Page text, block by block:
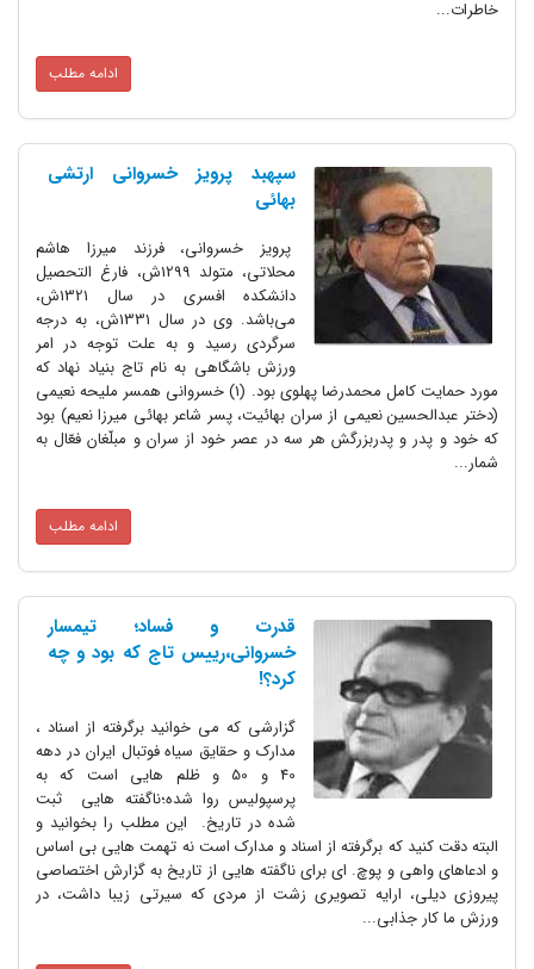
سپهبد پرویز خسروانی ارتشی
بهائی
پرویز خسروانی، فرزند میرزا هاشم
محلاتی، متولد 1299ش، فارغ التحصیل
دانشکده افسری در سال 1321ش،
می‌باشد. وی در سال 1331ش، به درجه
سرگردی رسید و به علت توجه در امر
ورزش باشگاهی به نام تاج بنیاد نهاد که
مورد حمایت کامل محمدرضا پهلوی بود. (1) خسروانی همسر ملیحه نعیمی
نعیمی از سران بهائیت، پسر شاعر بهائی میرزا نعیم) بود
پدربزرگش هر سه در عصر خود از سران و مبلّغان فعّال به
قدرت و فساد؛ تیمسار
خسروانی،رییس تاج که بود و چه
کرد؟!
گزارشی که می خوانید برگرفته از اسناد ،
مدارک و حقایق سیاه فوتبال ایران در دهه
40 و 50 و ظلم هایی است که به
پرسپولیس روا شده؛ناگفته هایی ثبت
شده در تاریخ. این مطلب را بخوانید و
که برگرفته از اسناد و مدارک است نه تهمت هایی بی اساس
و پوچ. ای برای ناگفته هایی از تاریخ به گزارش اختصاصی
ارایه تصویری زشت از مردی که سیرتی زیبا داشت، در